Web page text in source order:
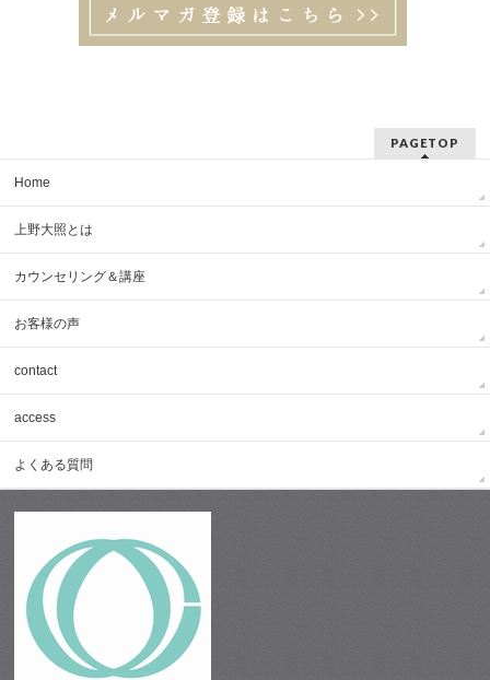
PAGETOP
Home
上野大照とは
カウンセリング＆講座
お客様の声
contact
access
よくある質問